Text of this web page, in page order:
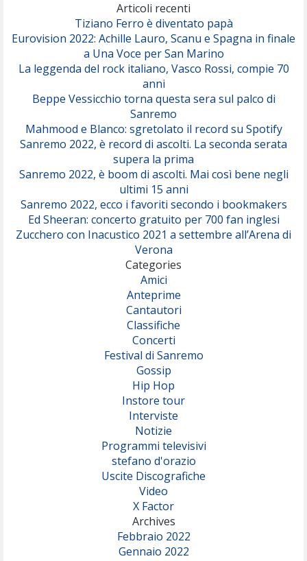
Articoli recenti
Tiziano Ferro è diventato papà
Eurovision 2022: Achille Lauro, Scanu e Spagna in finale
a Una Voce per San Marino
La leggenda del rock italiano, Vasco Rossi, compie 70
anni
Beppe Vessicchio torna questa sera sul palco di
Sanremo
Mahmood e Blanco: sgretolato il record su Spotify
Sanremo 2022, è record di ascolti. La seconda serata
supera la prima
Sanremo 2022, è boom di ascolti. Mai così bene negli
ultimi 15 anni
Sanremo 2022, ecco i favoriti secondo i bookmakers
Ed Sheeran: concerto gratuito per 700 fan inglesi
Zucchero con Inacustico 2021 a settembre all’Arena di
Verona
Categories
Amici
Anteprime
Cantautori
Classifiche
Concerti
Festival di Sanremo
Gossip
Hip Hop
Instore tour
Interviste
Notizie
Programmi televisivi
stefano d'orazio
Uscite Discografiche
Video
X Factor
Archives
Febbraio 2022
Gennaio 2022